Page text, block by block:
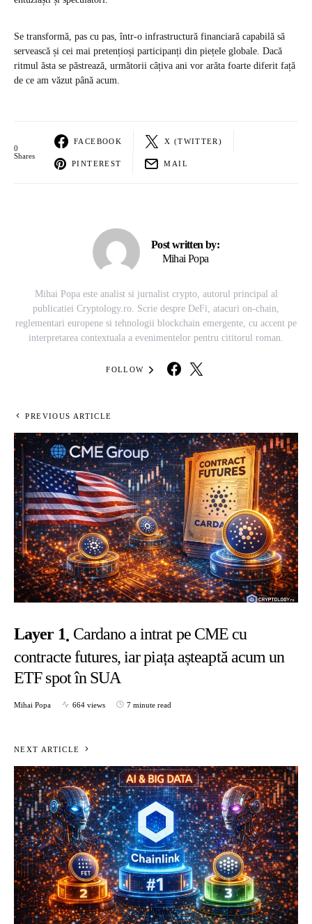
Se transformă, pas cu pas, într-o infrastructură financiară capabilă să
servească și cei mai pretențioși participanți din piețele globale. Dacă
ritmul ăsta se păstrează, următorii câțiva ani vor arăta foarte diferit față
de ce am văzut până acum.
0
Shares
FACEBOOK X (TWITTER)
PINTEREST MAIL
Post written by:
Mihai Popa
Mihai Popa este analist si jurnalist crypto, autorul principal al
publicatiei Cryptology.ro. Scrie despre DeFi, atacuri on-chain,
reglementari europene si tehnologii blockchain emergente, cu accent pe
interpretarea contextuala a evenimentelor pentru cititorul roman.
FOLLOW
PREVIOUS ARTICLE
Layer 1 Cardano a intrat pe CME cu
contracte futures, iar piața așteaptă acum un
ETF spot în SUA
Mihai Popa 664 views 7 minute read
NEXT ARTICLE